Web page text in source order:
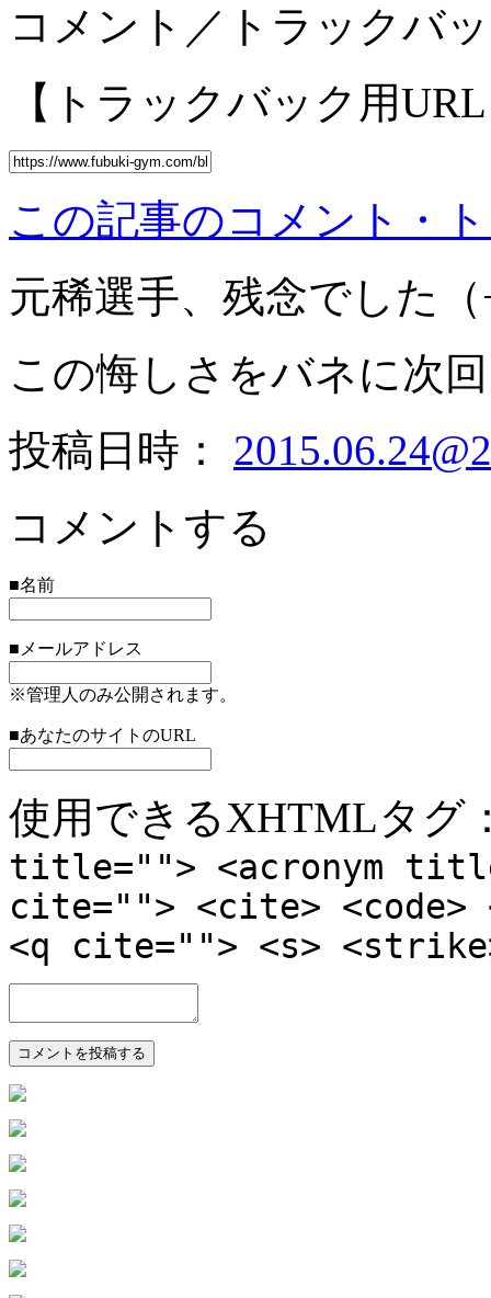
コメント／トラックバ
【トラックバック用
この記事のコメント・
元稀選手、残念でした
この悔しさをバネに次
投稿日時：
コメントする
■名前
■メールアドレス
※管理人のみ公開されます。
■あなたのサイトのURL
使用できるXHTMLタグ
title=""> <acronym
cite=""> <cite> <code>
<q cite=""> <s>